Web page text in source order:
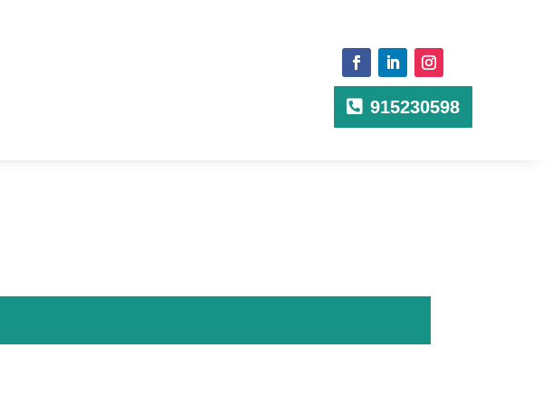
915230598